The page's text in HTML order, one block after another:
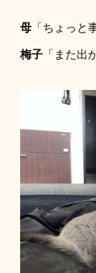
母「ちょっと
梅子「また出